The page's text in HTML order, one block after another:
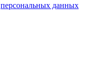
персональных данных